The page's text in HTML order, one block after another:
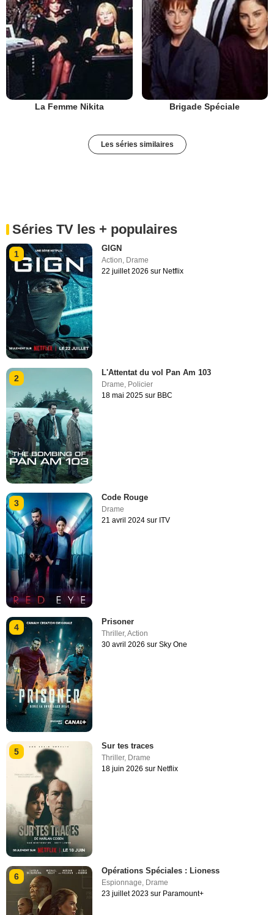
La Femme Nikita Brigade Spéciale
Les séries similaires
Séries TV les + populaires
1
GIGN
Action, Drame
22 juillet 2026 sur Netflix
2
L'Attentat du vol Pan Am 103
Drame, Policier
18 mai 2025 sur BBC
3
Code Rouge
Drame
21 avril 2024 sur ITV
4
Prisoner
Thriller,Action
30 avril 2026 sur Sky One
5
Sur tes traces
Thriller, Drame
18 juin 2026 sur Netflix
6
Opérations Spéciales : Lioness
Espionnage Drame
23 juillet 2023 sur Paramount+